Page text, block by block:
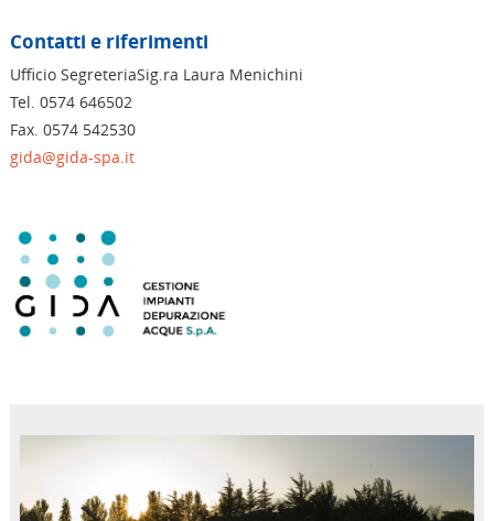
Contatti e riferimenti
Ufficio SegreteriaSig.ra Laura Menichini
Tel. 0574 646502
Fax. 0574 542530
gida@gida-spa.it